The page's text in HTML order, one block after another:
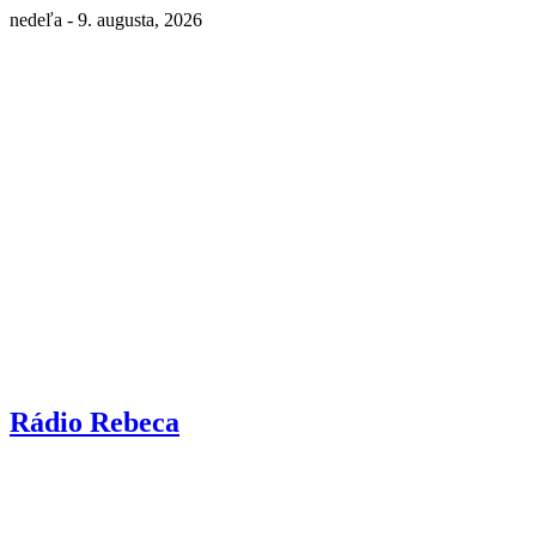
nedeľa - 9. augusta, 2026
Rádio Rebeca